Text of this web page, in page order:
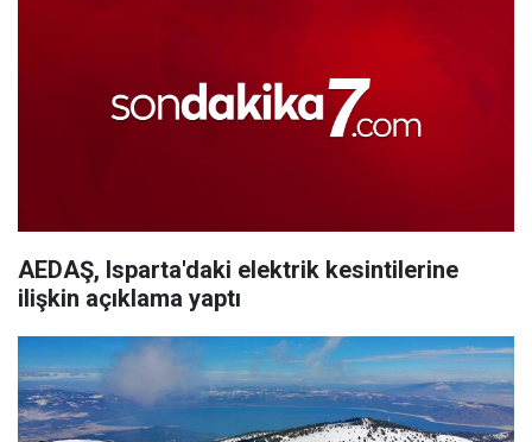
AEDAŞ, Isparta'daki elektrik kesintilerine
ilişkin açıklama yaptı